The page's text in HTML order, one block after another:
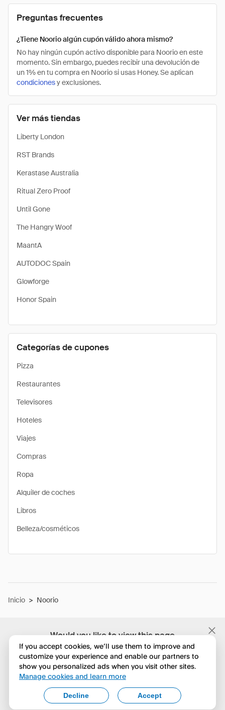
Would you like to view this page
in English?
No, seguir navegando
Yes, change to English
Ver más tiendas
Liberty London
RST Brands
Kerastase Australia
Ritual Zero Proof
Until Gone
The Hangry Woof
MaantA
AUTODOC Spain
Glowforge
Honor Spain
Categorías de cupones
Pizza
Restaurantes
Televisores
Hoteles
Viajes
Compras
Ropa
Alquiler de coches
Libros
Belleza/cosméticos
Preguntas frecuentes
¿Tiene Noorio algún cupón válido ahora mismo?
No hay ningún cupón activo disponible para Noorio en este
momento. Sin embargo, puedes recibir una devolución de
un 1% en tu compra en Noorio si usas Honey. Se aplican
condicionesy exclusiones.
Inicio > Noorio
If you accept cookies, we’ll use them to improve and
customize your experience and enable our partners to
show you personalized ads when you visit other sites.
Manage cookies and learn more
Accept
Decline